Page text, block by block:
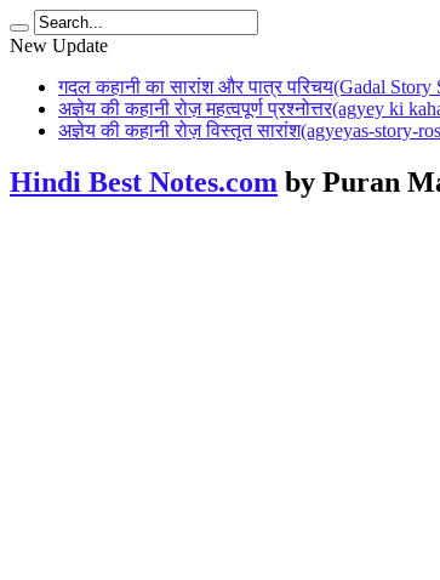
New Update
गदल कहानी का सारांश और पात्र परिचय(Gadal
अज्ञेय की कहानी रोज़ महत्वपूर्ण प्रश्नोत्तर(agyey ki
अज्ञेय की कहानी रोज़ विस्तृत सारांश(agyeyas-story-
Hindi Best Notes.com by Puran